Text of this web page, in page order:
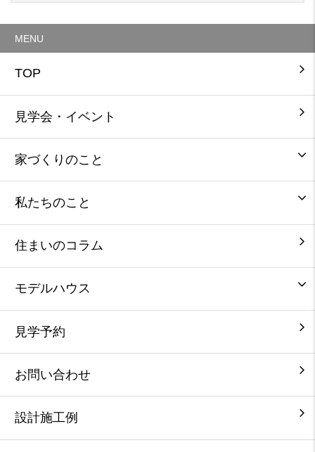
MENU
TOP
見学会・イベント
家づくりのこと
私たちのこと
住まいのコラム
モデルハウス
見学予約
お問い合わせ
設計施工例